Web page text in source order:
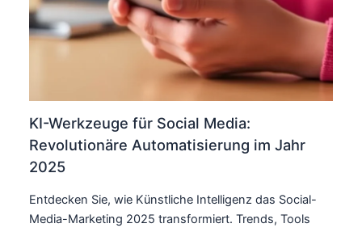
KI-Werkzeuge für Social Media:
Revolutionäre Automatisierung im Jahr
2025
Entdecken Sie, wie Künstliche Intelligenz das Social-
Media-Marketing 2025 transformiert. Trends, Tools